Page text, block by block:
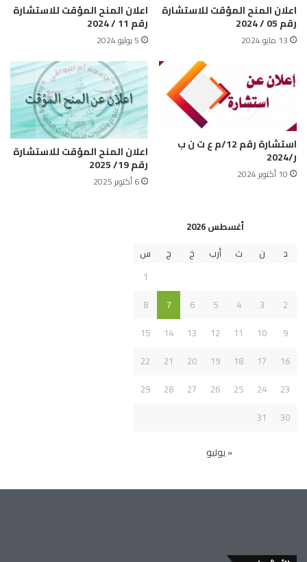
اعلان المنح المؤقت للاستشارة
رقم 05 / 2024
13 مايو 2024
اعلان المنح المؤقت للاستشارة
رقم 11 / 2024
5 يوليو 2024
استشارة رقم 12/م ع ت ن ب
ر/2024
10 أكتوبر 2024
اعلان المنح المؤقت للاستشارة
رقم 19/ 2025
6 أكتوبر 2025
أغسطس 2026
د
ن ث أرب خ ج
س
1
2
3
4
5
6
7
8
9
10
11
12
13
14
15
16
17
18
19
20
21
22
23
24
25
26
27
28
29
30
31
« يوليو